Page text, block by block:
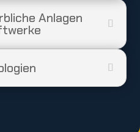
Anlagen